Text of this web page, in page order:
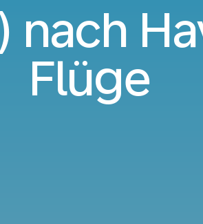
nach
Flüge